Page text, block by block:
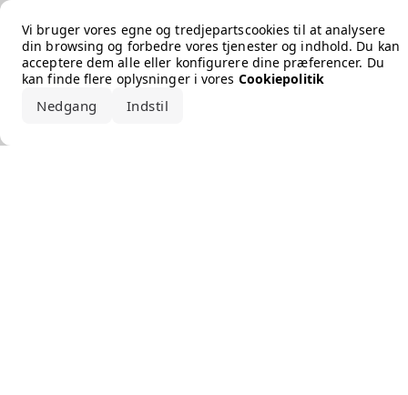
Vi bruger vores egne og tredjepartscookies til at analysere
din browsing og forbedre vores tjenester og indhold. Du kan
acceptere dem alle eller konfigurere dine præferencer. Du
kan finde flere oplysninger i vores Cookiepolitik
Nedgang Indstil
Error loading the brand